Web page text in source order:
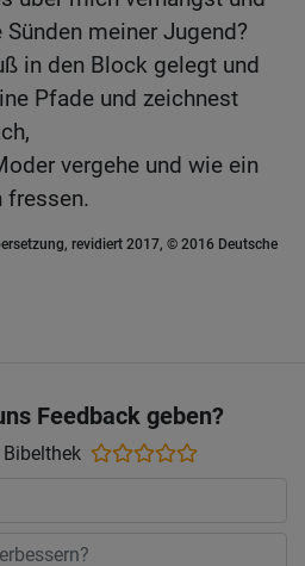
meiner Jugend?
in den Block gelegt und
Pfade und zeichnest
vergehe und wie ein
fressen.
revidiert 2017, © 2016 Deutsche
Feedback geben?